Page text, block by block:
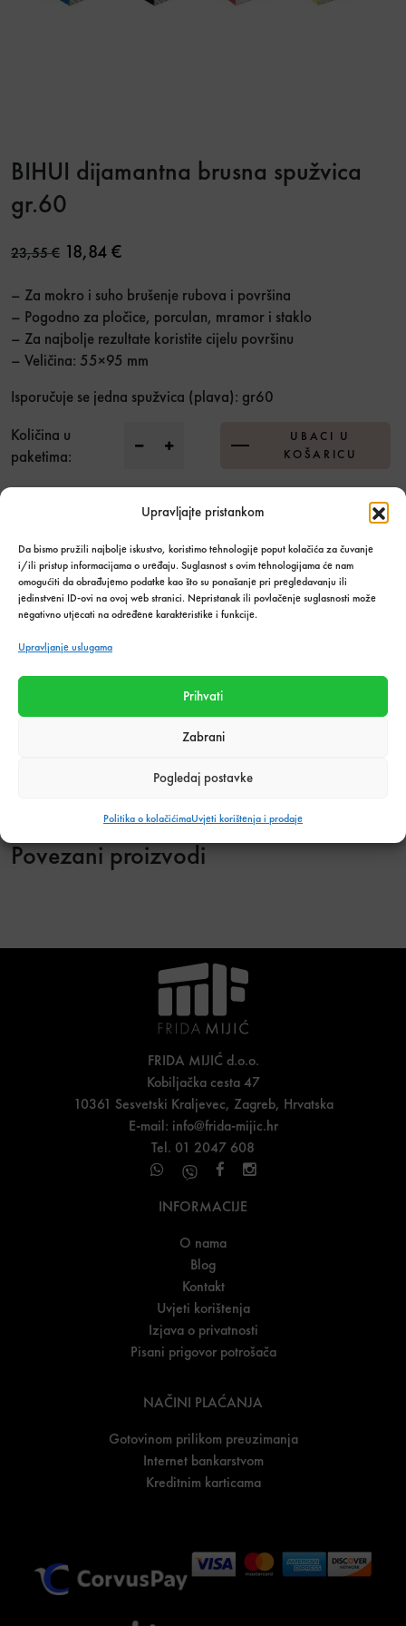
Upravljajte pristankom
Da bismo pružili najbolje iskustvo, koristimo tehnologije poput kolačića za čuvanje
i/ili pristup informacijama o uređaju. Suglasnost s ovim tehnologijama će nam
omogućiti da obrađujemo podatke kao što su ponašanje pri pregledavanju ili
jedinstveni ID-ovi na ovoj web stranici. Nepristanak ili povlačenje suglasnosti može
negativno utjecati na određene karakteristike i funkcije.
Upravljanje uslugama
Prihvati
Zabrani
Pogledaj postavke
Politika o kolačićimaUvjeti korištenja i prodaje
BIHUI dijamantna brusna spužvica
gr.60
23,55€ Original price was: 23,55 €.
18,84€Current price is: 18,84 €.
– Za mokro i suho brušenje rubova i površina
– Pogodno za pločice, porculan, mramor i staklo
– Za najbolje rezultate koristite cijelu površinu
– Veličina: 55×95 mm
Isporučuje se jedna spužvica (plava): gr60
Količina u
paketima:
BIHUI dijamantna brusna spužvica
UBACI U
KOŠARICU
Dodaj u listu želja
Stanje:Na zalihi
Količina zaliha: 1 kom
SKU:671
Kategorija: Alati i oprema za keramičare,Alati i pribor
Tehnički podaci o proizvodu
Povezani proizvodi
FRIDA MIJIĆ d.o.o.
Kobiljačka cesta 47
10361 Sesvetski Kraljevec, Zagreb, Hrvatska
E-mail: info@frida-mijic.hr
Tel. 01 2047 608
INFORMACIJE
O nama
Blog
Kontakt
Uvjeti korištenja
Izjava o privatnosti
Pisani prigovor potrošača
NAČINI PLAĆANJA
Gotovinom prilikom preuzimanja
Internet bankarstvom
Kreditnim karticama